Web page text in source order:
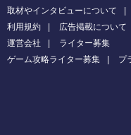
取材やインタビューについて
利用規約
広告掲載について
運営会社
ライター募集
ゲーム攻略ライター募集
プ